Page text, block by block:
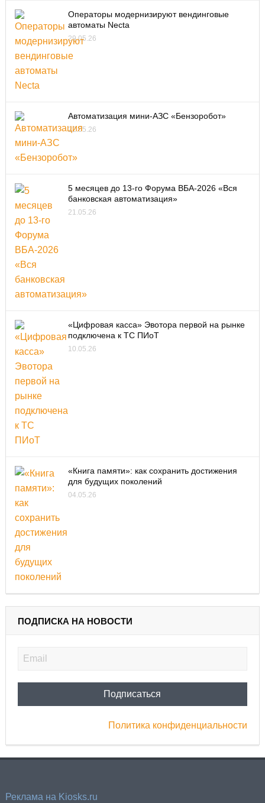
Операторы модернизируют вендинговые
автоматы Necta
29.05.26
Автоматизация мини-АЗС «Бензоробот»
22.05.26
5 месяцев до 13-го Форума ВБА-2026 «Вся
банковская автоматизация»
21.05.26
«Цифровая касса» Эвотора первой на рынке
подключена к ТС ПИоТ
10.05.26
«Книга памяти»: как сохранить достижения
для будущих поколений
04.05.26
ПОДПИСКА НА НОВОСТИ
Политика конфиденциальности
Реклама на Kiosks.ru